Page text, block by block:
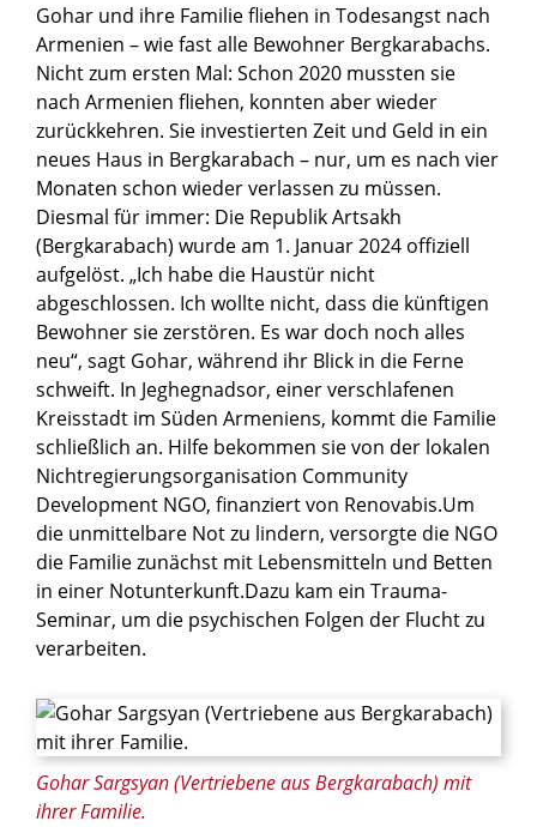
Gohar Sargsyan (Vertriebene aus Bergkarabach) mit
ihrer Familie.
Gohar und ihre Familie fliehen in Todesangst nach
Armenien – wie fast alle Bewohner Bergkarabachs.
Nicht zum ersten Mal: Schon 2020 mussten sie
nach Armenien fliehen, konnten aber wieder
zurückkehren. Sie investierten Zeit und Geld in ein
neues Haus in Bergkarabach – nur, um es nach vier
Monaten schon wieder verlassen zu müssen.
Diesmal für immer: Die Republik Artsakh
(Bergkarabach) wurde am 1. Januar 2024 offiziell
aufgelöst. „Ich habe die Haustür nicht
abgeschlossen. Ich wollte nicht, dass die künftigen
Bewohner sie zerstören. Es war doch noch alles
neu“, sagt Gohar, während ihr Blick in die Ferne
schweift. In Jeghegnadsor, einer verschlafenen
Kreisstadt im Süden Armeniens, kommt die Familie
schließlich an. Hilfe bekommen sie von der lokalen
Nichtregierungsorganisation Community
Development NGO, finanziert von Renovabis.Um
die unmittelbare Not zu lindern, versorgte die NGO
die Familie zunächst mit Lebensmitteln und Betten
in einer Notunterkunft.Dazu kam ein Trauma-
Seminar, um die psychischen Folgen der Flucht zu
verarbeiten.